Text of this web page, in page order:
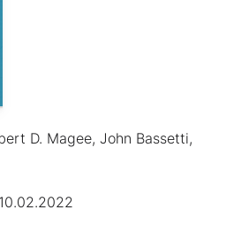
D. Magee, John Bassetti,
10.02.2022